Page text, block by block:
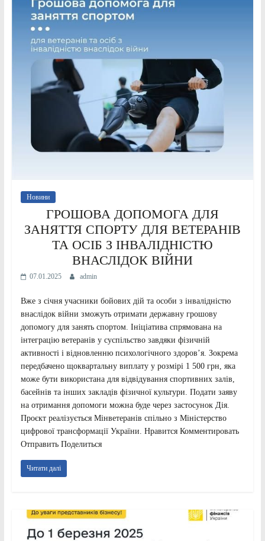
Новини
ГРОШОВА ДОПОМОГА ДЛЯ
ЗАНЯТТЯ СПОРТУ ДЛЯ ВЕТЕРАНІВ
ТА ОСІБ З ІНВАЛІДНІСТЮ
ВНАСЛІДОК ВІЙНИ
07.01.2025 admin
Вже з січня учасники бойових дій та особи з інвалідністю
внаслідок війни зможуть отримати державну грошову
допомогу для занять спортом. Ініціатива спрямована на
інтеграцію ветеранів у суспільство завдяки фізичній
активності і відновленню психологічного здоров’я. Зокрема
передбачено щоквартальну виплату у розмірі 1 500 грн, яка
може бути використана для відвідування спортивних залів,
басейнів та інших закладів фізичної культури. Подати заяву
на отримання допомоги можна буде через застосунок Дія.
Проєкт реалізується Мінветеранів спільно з Міністерство
цифрової трансформації України. Нравится Комментировать
Отправить Поделиться
Читати далі